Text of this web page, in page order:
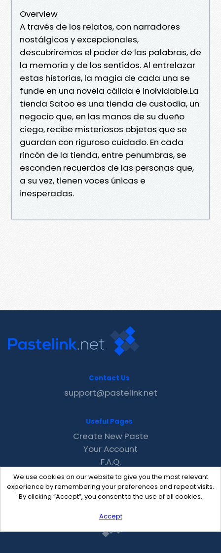
Overview
A través de los relatos, con narradores
nostálgicos y excepcionales,
descubriremos el poder de las palabras, de
la memoria y de los sentidos. Al entrelazar
estas historias, la magia de cada una se
funde en una novela cálida e inolvidable.La
tienda Satoo es una tienda de custodia, un
negocio que, en las manos de su dueño
ciego, recibe misteriosos objetos que se
guardan con riguroso cuidado. En cada
rincón de la tienda, entre penumbras, se
esconden recuerdos de las personas que,
a su vez, tienen voces únicas e
inesperadas.
We use cookies on our website to give you the most relevant
experience by remembering your preferences and repeat visits.
By clicking “Accept”, you consent to the use of all cookies.
Accept
Contact Us
support@pastelink.net
Useful Pages
Create New Paste
Your Account
F.A.Q.
Recent
Contact